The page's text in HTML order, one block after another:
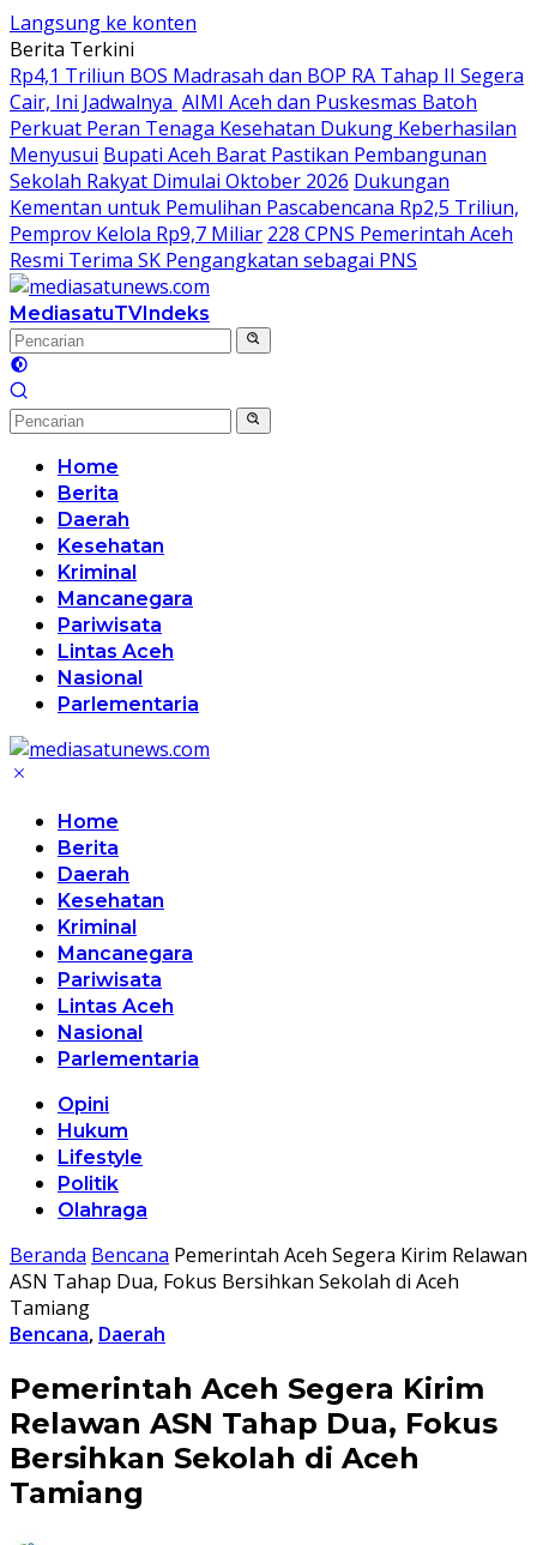
Langsung ke konten
Berita Terkini
Rp4,1 Triliun BOS Madrasah dan BOP RA Tahap II Segera
Cair, Ini Jadwalnya AIMI Aceh dan Puskesmas Batoh
Perkuat Peran Tenaga Kesehatan Dukung Keberhasilan
Menyusui Bupati Aceh Barat Pastikan Pembangunan
Sekolah Rakyat Dimulai Oktober 2026 Dukungan
Kementan untuk Pemulihan Pascabencana Rp2,5 Triliun,
Pemprov Kelola Rp9,7 Miliar 228 CPNS Pemerintah Aceh
Resmi Terima SK Pengangkatan sebagai PNS
MediasatuTVIndeks
Home
Berita
Daerah
Kesehatan
Kriminal
Mancanegara
Pariwisata
Lintas Aceh
Nasional
Parlementaria
Home
Berita
Daerah
Kesehatan
Kriminal
Mancanegara
Pariwisata
Lintas Aceh
Nasional
Parlementaria
Opini
Hukum
Lifestyle
Politik
Olahraga
Beranda Bencana Pemerintah Aceh Segera Kirim Relawan
ASN Tahap Dua, Fokus Bersihkan Sekolah di Aceh
Tamiang
Bencana, Daerah
Pemerintah Aceh Segera Kirim
Relawan ASN Tahap Dua, Fokus
Bersihkan Sekolah di Aceh
Tamiang